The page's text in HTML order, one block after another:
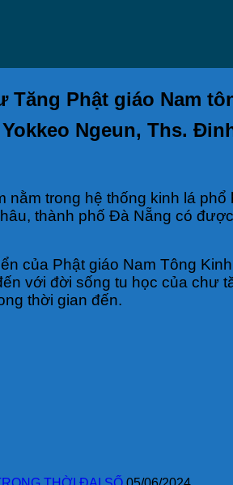
Phật giáo Nam
Ngeun, Ths.
nằm trong hệ thống kinh lá
thành phố Đà Nẵng có
của Phật giáo Nam Tông
với đời sống tu học của chư
thời gian đến.